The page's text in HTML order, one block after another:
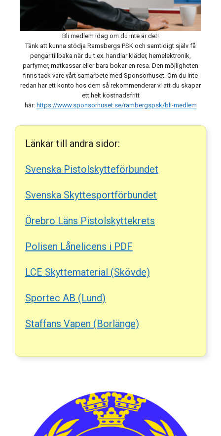
Bli medlem idag om du inte är det!
Tänk att kunna stödja Ramsbergs PSK och samtidigt själv få
pengar tillbaka när du t.ex. handlar kläder, hemelektronik,
parfymer, matkassar eller bara bokar en resa. Den möjligheten
finns tack vare vårt samarbete med Sponsorhuset. Om du inte
redan har ett konto hos dem så rekommenderar vi att du skapar
ett helt kostnadsfritt
här: https://www.sponsorhuset.se/rambergspsk/bli-medlem
Länkar till andra sidor:
Svenska Pistolskytteförbundet
Svenska Skyttesportförbundet
Örebro Läns Pistolskyttekrets
Polisen Lånelicens i PDF
LCE Skyttematerial (Skövde)
Sportec AB (Lund)
Staffans Vapen (Borlänge)